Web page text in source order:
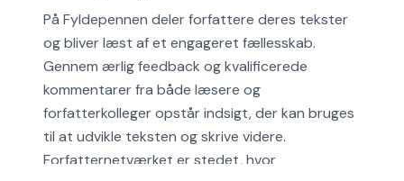
På Fyldepennen deler forfattere deres tekster
og bliver læst af et engageret fællesskab.
Gennem ærlig feedback og kvalificerede
kommentarer fra både læsere og
forfatterkolleger opstår indsigt, der kan bruges
til at udvikle teksten og skrive videre.
Forfatternetværket er stedet, hvor